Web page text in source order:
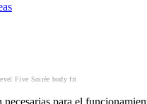
Five Soirée body fit
para el